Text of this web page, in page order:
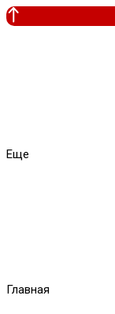
Еще
Главная